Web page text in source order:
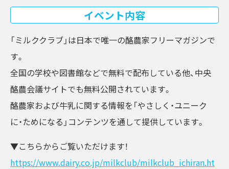
イベント内容
「ミルククラブ」は日本で唯一の酪農家フリーマガジンで
す。
全国の学校や図書館などで無料で配布している他、中央
酪農会議サイトでも無料公開されています。
酪農家および牛乳に関する情報を「やさしく・ユニーク
に・ためになる」コンテンツを通して提供しています。
▼こちらからご覧いただけます！
https://www.dairy.co.jp/milkclub/milkclub_ichiran.ht